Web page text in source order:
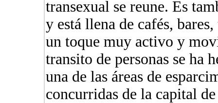
transexual se reune. Es
y está llena de cafés,
un toque muy activo y
transito de personas se ha
una de las áreas de
concurridas de la capital